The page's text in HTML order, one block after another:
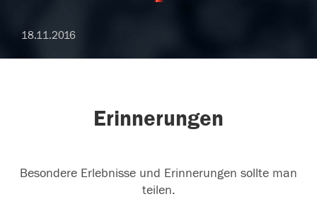
18.11.2016
Erinnerungen
Besondere Erlebnisse und Erinnerungen sollte man
teilen.